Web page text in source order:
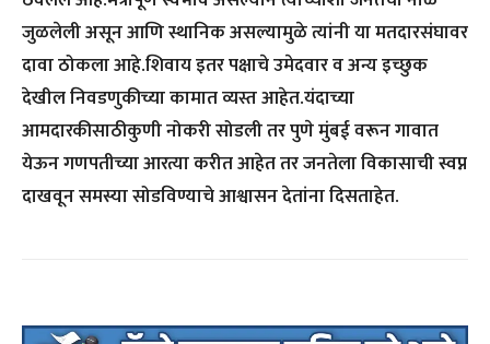
जुळलेली असून आणि स्थानिक असल्यामुळे त्यांनी या मतदारसंघावर
दावा ठोकला आहे.शिवाय इतर पक्षाचे उमेदवार व अन्य इच्छुक
देखील निवडणुकीच्या कामात व्यस्त आहेत.यंदाच्या
आमदारकीसाठीकुणी नोकरी सोडली तर पुणे मुंबई वरून गावात
येऊन गणपतीच्या आरत्या करीत आहेत तर जनतेला विकासाची स्वप्न
दाखवून समस्या सोडविण्याचे आश्वासन देतांना दिसताहेत.